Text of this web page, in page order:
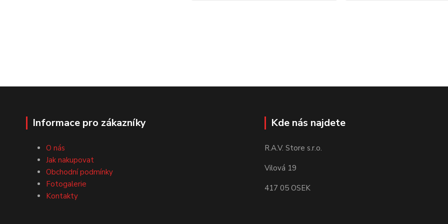
Informace pro zákazníky
O nás
Jak nakupovat
Obchodní podmínky
Fotogalerie
Kontakty
Kde nás najdete
R.A.V. Store s.r.o.
Vilová 19
417 05 OSEK